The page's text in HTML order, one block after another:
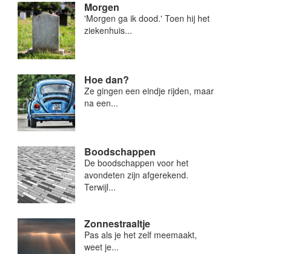
Morgen
'Morgen ga ik dood.' Toen hij het
ziekenhuis...
Hoe dan?
Ze gingen een eindje rijden, maar
na een...
Boodschappen
De boodschappen voor het
avondeten zijn afgerekend.
Terwijl...
Zonnestraaltje
Pas als je het zelf meemaakt,
weet je...